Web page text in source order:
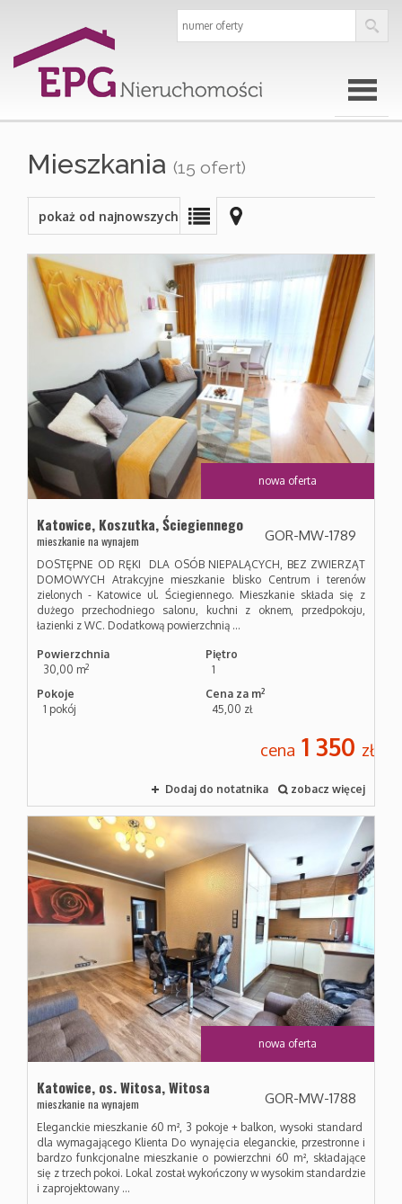
O
firmie
Oferty
Domy
Działki
Kredyty
Kontakt
Mieszkania (15 ofert)
pokaż od najnowszych
nowa oferta
Katowice, Koszutka,Ściegiennego
mieszkanie na wynajem GOR-MW-1789
DOSTĘPNE OD RĘKI DLA OSÓB NIEPALĄCYCH, BEZ ZWIERZĄT
DOMOWYCH Atrakcyjne mieszkanie blisko Centrum i terenów
zielonych - Katowice ul. Ściegiennego. Mieszkanie składa się z
dużego przechodniego salonu, kuchni z oknem, przedpokoju,
łazienki z WC. Dodatkową powierzchnią ...
Powierzchnia
30,00 m2
Piętro
1
Pokoje
1 pokój
Cena za m2
45,00 zł
cena 1 350 zł
Dodaj do notatnika zobacz więcej
nowa oferta
Katowice, os. Witosa,Witosa
mieszkanie na wynajem GOR-MW-1788
Eleganckie mieszkanie 60 m², 3 pokoje + balkon, wysoki standard
dla wymagającego Klienta Do wynajęcia eleganckie, przestronne i
bardzo funkcjonalne mieszkanie o powierzchni 60 m², składające
się z trzech pokoi. Lokal został wykończony w wysokim standardzie
i zaprojektowany ...